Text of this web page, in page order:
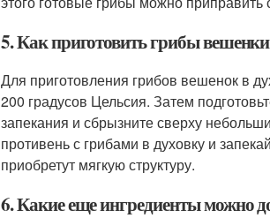
5. Как приготовить грибы вешенки
Для приготовления грибов вешенок в
200 градусов Цельсия. Затем
запекания и сбрызните сверху
противень с грибами в духовку и
приобретут мягкую структуру.
6. Какие еще ингредиенты можно